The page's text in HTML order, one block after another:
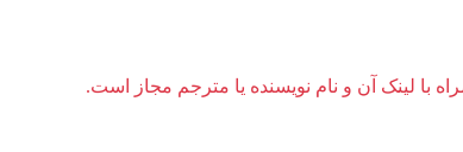
با لینک آن و نام نویسنده یا مترجم مجاز است.